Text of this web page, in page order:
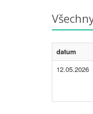
datum
12.05.2026